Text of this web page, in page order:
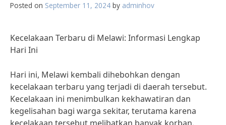
Posted on September 11, 2024 by adminhov
Kecelakaan Terbaru di Melawi: Informasi Lengkap
Hari Ini
Hari ini, Melawi kembali dihebohkan dengan
kecelakaan terbaru yang terjadi di daerah tersebut.
Kecelakaan ini menimbulkan kekhawatiran dan
kegelisahan bagi warga sekitar, terutama karena